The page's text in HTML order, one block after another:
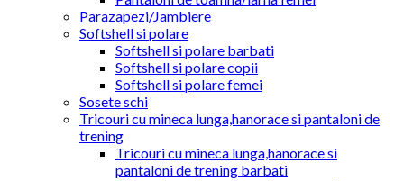
Parazapezi/Jambiere
Softshell si polare
Softshell si polare barbati
Softshell si polare copii
Softshell si polare femei
Sosete schi
Tricouri cu mineca lunga,hanorace si pantaloni de
trening
Tricouri cu mineca lunga,hanorace si
pantaloni de trening barbati